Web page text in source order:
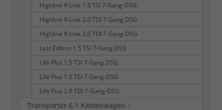
Highline R-Line 1.5 TSI 7-Gang-DSG
Highline R-Line 2.0 TDI 7-Gang DSG
Highline R-Line 2.0 TDI 7-Gang-DSG
Last Edition 1.5 TSI 7-Gang DSG
Life Plus 1.5 TSI 7-Gang DSG
Life Plus 1.5 TSI 7-Gang-DSG
Life Plus 2.0 TDI 7-Gang-DSG
Transporter 6.1 Kastenwagen 1